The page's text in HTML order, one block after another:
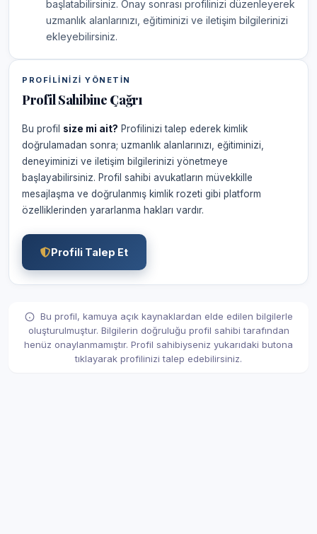
başlatabilirsiniz. Onay sonrası profilinizi düzenleyerek
uzmanlık alanlarınızı, eğitiminizi ve iletişim bilgilerinizi
ekleyebilirsiniz.
PROFILINIZI YÖNETIN
Profil Sahibine Çağrı
Bu profil size mi ait? Profilinizi talep ederek kimlik
doğrulamadan sonra; uzmanlık alanlarınızı, eğitiminizi,
deneyiminizi ve iletişim bilgilerinizi yönetmeye
başlayabilirsiniz. Profil sahibi avukatların müvekkille
mesajlaşma ve doğrulanmış kimlik rozeti gibi platform
özelliklerinden yararlanma hakları vardır.
Profili Talep Et
Bu profil, kamuya açık kaynaklardan elde edilen bilgilerle
oluşturulmuştur. Bilgilerin doğruluğu profil sahibi tarafından
henüz onaylanmamıştır. Profil sahibiyseniz yukarıdaki butona
tıklayarak profilinizi talep edebilirsiniz.